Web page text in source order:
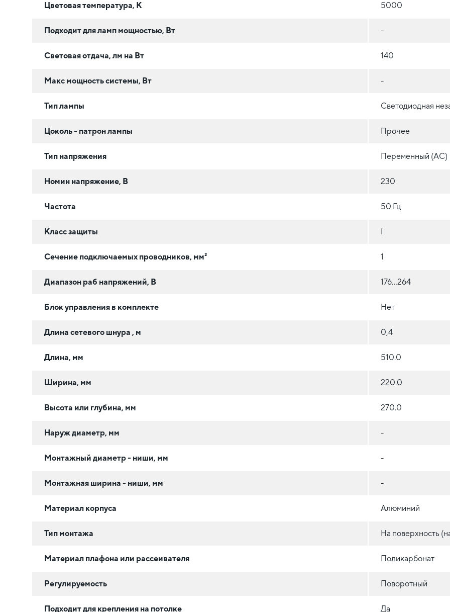
Цветовая температура, К 5000
Подходит для ламп мощностью, Вт -
Световая отдача, лм на Вт 140
Макс мощность системы, Вт -
Тип лампы Светодиодная
Цоколь - патрон лампы Прочее
Тип напряжения Переменный (AC)
Номин напряжение, В 230
Частота 50 Гц
Класс защиты
Сечение подключаемых проводников, мм² 1
Диапазон раб напряжений, В 176...264
Блок управления в комплекте Нет
Длина сетевого шнура , м 0,4
Длина, мм 510.0
Ширина, мм 220.0
Высота или глубина, мм 270.0
Наруж диаметр, мм -
Монтажный диаметр - ниши, мм -
Монтажная ширина - ниши, мм -
Материал корпуса Алюминий
Тип монтажа На поверхность
Материал плафона или рассеивателя Поликарбонат
Регулируемость Поворотный
Подходит для крепления на потолке Да